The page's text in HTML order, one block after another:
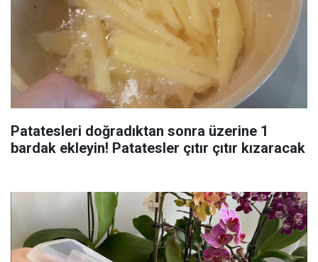
Patatesleri doğradıktan sonra üzerine 1
bardak ekleyin! Patatesler çıtır çıtır kızaracak